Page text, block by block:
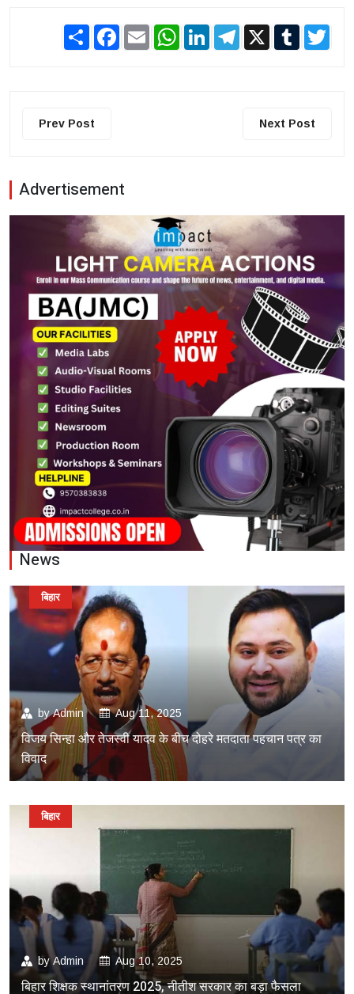
Share Facebook
Email WhatsAppLinkedInTelegram
X Tumblr
Prev Post Next Post
Advertisement
News
byAdmin Aug 11, 2025
विजय सिन्हा और तेजस्वी यादव के बीच दोहरे मतदाता पहचान पत्र का
विवाद
बिहार
byAdmin Aug 10, 2025
बिहार शिक्षक स्थानांतरण 2025, नीतीश सरकार का बड़ा फैसला
बिहार